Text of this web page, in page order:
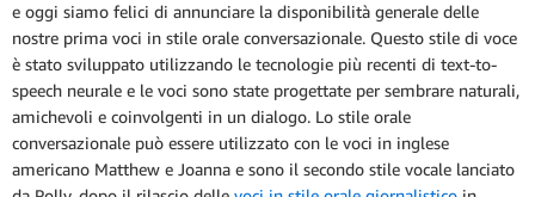
e oggi siamo felici di annunciare la disponibilità generale delle
nostre prima voci in stile orale conversazionale. Questo stile di voce
è stato sviluppato utilizzando le tecnologie più recenti di text-to-
speech neurale e le voci sono state progettate per sembrare naturali,
amichevoli e coinvolgenti in un dialogo. Lo stile orale
conversazionale può essere utilizzato con le voci in inglese
americano Matthew e Joanna e sono il secondo stile vocale lanciato